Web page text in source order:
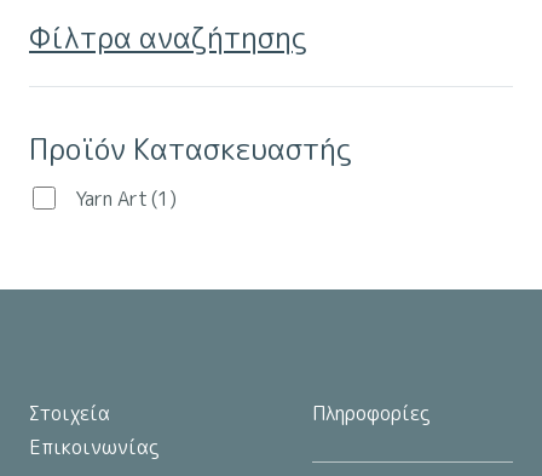
Οι
επιλογές
να
του
Φίλτρα αναζήτησης
Προϊόν Κατασκευαστής
Yarn Art(1)
Στοιχεία
Επικοινωνίας
Πληροφορίες